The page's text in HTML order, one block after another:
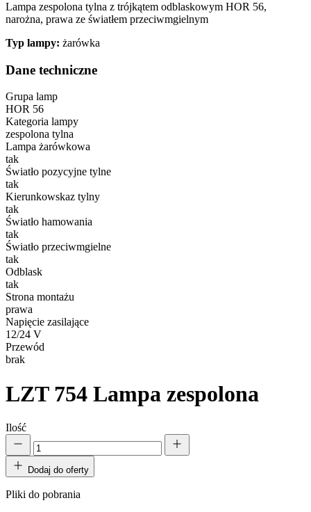
Lampa zespolona tylna z trójkątem odblaskowym HOR 56,
narożna, prawa ze światłem przeciwmgielnym
Typ lampy: żarówka
Dane techniczne
Grupa lamp
HOR 56
Kategoria lampy
zespolona tylna
Lampa żarówkowa
tak
Światło pozycyjne tylne
tak
Kierunkowskaz tylny
tak
Światło hamowania
tak
Światło przeciwmgielne
tak
Odblask
tak
Strona montażu
prawa
Napięcie zasilające
12/24 V
Przewód
brak
LZT 754 Lampa zespolona
Ilość
Dodaj do oferty
Pliki do pobrania